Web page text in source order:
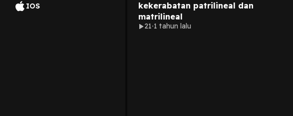
IOS
kekerabatan patrilineal dan
matrilineal
21 1 tahun lalu